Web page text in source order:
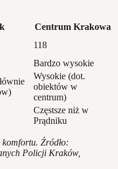
Centrum Krakowa
118
Bardzo wysokie
Wysokie (dot.
obiektów w
centrum)
Częstsze niż w
Prądniku
Źródło:
Policji Kraków,